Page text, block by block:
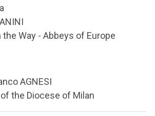
the Way - Abbeys of Europe
AGNESI
the Diocese of Milan